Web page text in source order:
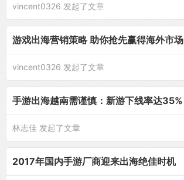
vincent0326 发起了文章
游戏出海营销策略 助你抢先赢得海外市场
vincent0326 发起了文章
手游出海越南需谨慎：新游下线率达35%
林志佳 发起了文章
2017年国内手游厂商迎来出海绝佳时机